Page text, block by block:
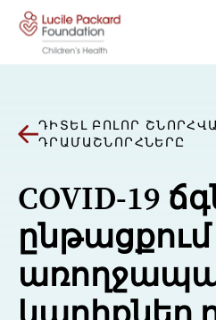
Անցնել բովանդակությանը
ԴԻՏԵԼ ԲՈԼՈՐ
ԴՐԱՄԱՇՆՈՐՀՆԵՐԸ
COVID-19